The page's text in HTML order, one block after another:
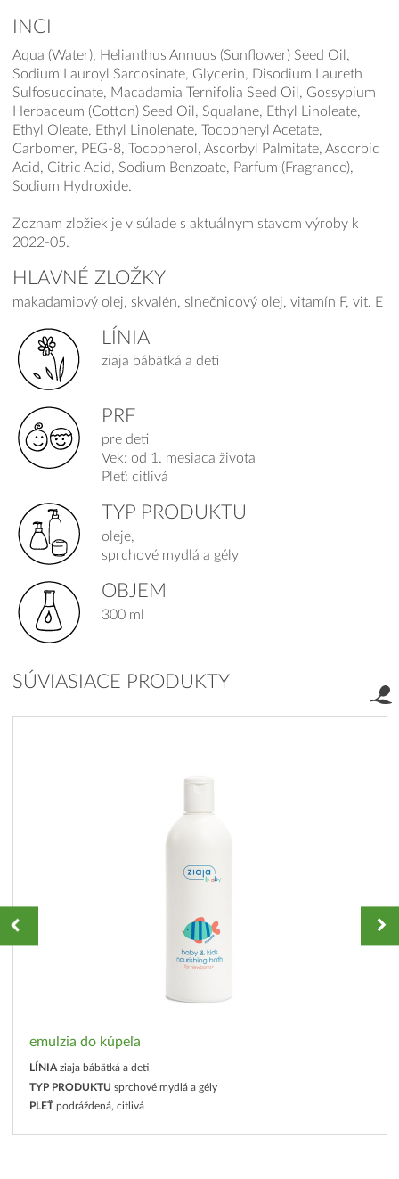
INCI
Aqua (Water), Helianthus Annuus (Sunflower) Seed Oil,
Sodium Lauroyl Sarcosinate, Glycerin, Disodium Laureth
Sulfosuccinate, Macadamia Ternifolia Seed Oil, Gossypium
Herbaceum (Cotton) Seed Oil, Squalane, Ethyl Linoleate,
Ethyl Oleate, Ethyl Linolenate, Tocopheryl Acetate,
Carbomer, PEG-8, Tocopherol, Ascorbyl Palmitate, Ascorbic
Acid, Citric Acid, Sodium Benzoate, Parfum (Fragrance),
Sodium Hydroxide.
Zoznam zložiek je v súlade s aktuálnym stavom výroby k
2022-05.
HLAVNÉ ZLOŽKY
makadamiový olej, skvalén, slnečnicový olej, vitamín F, vit. E
LÍNIA
ziaja bábätká a deti
PRE
pre deti
Vek: od 1. mesiaca života
Pleť: citlivá
TYP PRODUKTU
oleje,
sprchové mydlá a gély
OBJEM
300 ml
SÚVIASIACE PRODUKTY
emulzia do kúpeľa
LÍNIA ziaja bábätká a deti
TYP PRODUKTU sprchové mydlá a gély
PLEŤ podráždená, citlivá